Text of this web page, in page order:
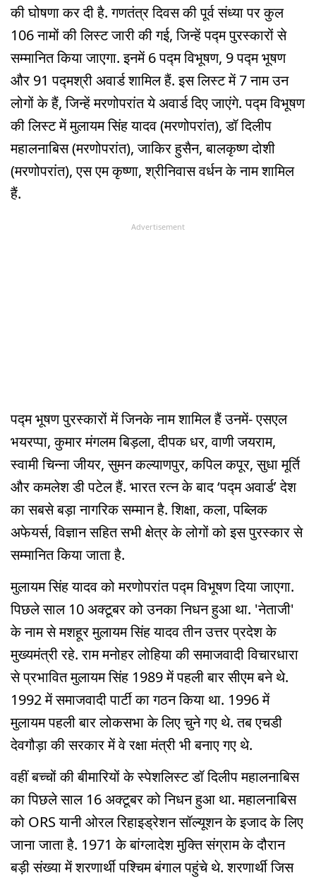
की घोषणा कर दी है. गणतंत्र दिवस की पूर्व संध्या पर कुल
106 नामों की लिस्ट जारी की गई, जिन्हें पद्म पुरस्कारों से
सम्मानित किया जाएगा. इनमें 6 पद्म विभूषण, 9 पद्म भूषण
और 91 पद्मश्री अवार्ड शामिल हैं. इस लिस्ट में 7 नाम उन
लोगों के हैं, जिन्हें मरणोपरांत ये अवार्ड दिए जाएंगे. पद्म विभूषण
की लिस्ट में मुलायम सिंह यादव (मरणोपरांत), डॉ दिलीप
महालनाबिस (मरणोपरांत), जाकिर हुसैन, बालकृष्ण दोशी
(मरणोपरांत), एस एम कृष्णा, श्रीनिवास वर्धन के नाम शामिल
हैं.
Advertisement
पद्म भूषण पुरस्कारों में जिनके नाम शामिल हैं उनमें- एसएल
भयरप्पा, कुमार मंगलम बिड़ला, दीपक धर, वाणी जयराम,
स्वामी चिन्ना जीयर, सुमन कल्याणपुर, कपिल कपूर, सुधा मूर्ति
और कमलेश डी पटेल हैं. भारत रत्न के बाद ‘पद्म अवार्ड’ देश
का सबसे बड़ा नागरिक सम्मान है. शिक्षा, कला, पब्लिक
अफेयर्स, विज्ञान सहित सभी क्षेत्र के लोगों को इस पुरस्कार से
सम्मानित किया जाता है.
मुलायम सिंह यादव को मरणोपरांत पद्म विभूषण दिया जाएगा.
पिछले साल 10 अक्टूबर को उनका निधन हुआ था. 'नेताजी'
के नाम से मशहूर मुलायम सिंह यादव तीन उत्तर प्रदेश के
मुख्यमंत्री रहे. राम मनोहर लोहिया की समाजवादी विचारधारा
से प्रभावित मुलायम सिंह 1989 में पहली बार सीएम बने थे.
1992 में समाजवादी पार्टी का गठन किया था. 1996 में
मुलायम पहली बार लोकसभा के लिए चुने गए थे. तब एचडी
देवगौड़ा की सरकार में वे रक्षा मंत्री भी बनाए गए थे.
वहीं बच्चों की बीमारियों के स्पेशलिस्ट डॉ दिलीप महालनाबिस
का पिछले साल 16 अक्टूबर को निधन हुआ था. महालनाबिस
को ORS यानी ओरल रिहाइड्रेशन सॉल्यूशन के इजाद के लिए
जाना जाता है. 1971 के बांग्लादेश मुक्ति संग्राम के दौरान
बड़ी संख्या में शरणार्थी पश्चिम बंगाल पहुंचे थे. शरणार्थी जिस